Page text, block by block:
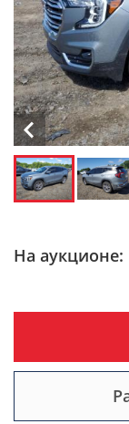
На аукционе: